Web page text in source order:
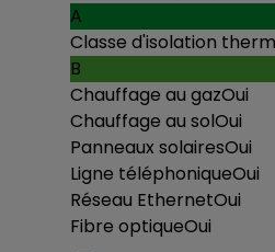
A
Classe d'isolation
B
Chauffage au gazOui
Chauffage au solOui
Panneaux solairesOui
Ligne téléphoniqueOui
Réseau EthernetOui
Fibre optiqueOui